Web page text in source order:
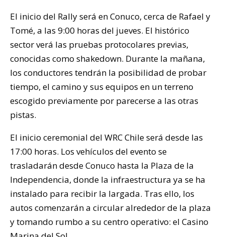
El inicio del Rally será en Conuco, cerca de Rafael y
Tomé, a las 9:00 horas del jueves. El histórico
sector verá las pruebas protocolares previas,
conocidas como shakedown. Durante la mañana,
los conductores tendrán la posibilidad de probar
tiempo, el camino y sus equipos en un terreno
escogido previamente por parecerse a las otras
pistas.
El inicio ceremonial del WRC Chile será desde las
17:00 horas. Los vehículos del evento se
trasladarán desde Conuco hasta la Plaza de la
Independencia, donde la infraestructura ya se ha
instalado para recibir la largada. Tras ello, los
autos comenzarán a circular alrededor de la plaza
y tomando rumbo a su centro operativo: el Casino